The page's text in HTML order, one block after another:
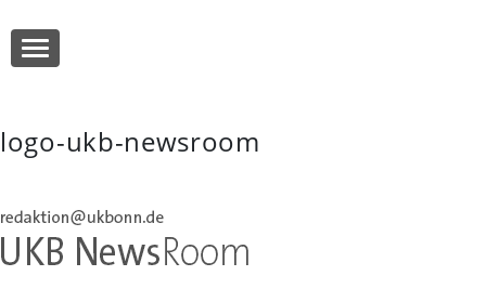
logo-ukb-newsroom